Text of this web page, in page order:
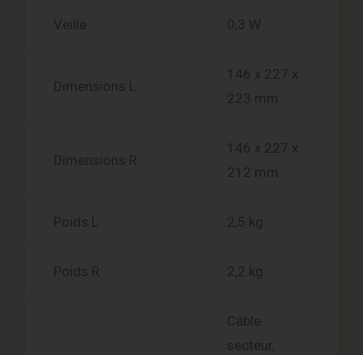
Veille 0,3 W
Dimensions L
146 x 227 x
223 mm
Dimensions R
146 x 227 x
212 mm
Poids L 2,5 kg
Poids R 2,2 kg
Câble
secteur,